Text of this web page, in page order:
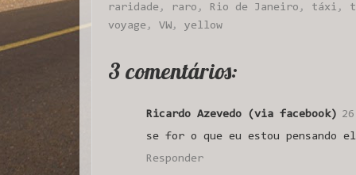
raridade , raro , Rio de Janeiro , táxi ,
voyage , VW , yellow
3 comentários:
Ricardo Azevedo (via facebook)
se for o que eu estou pensando
Responder